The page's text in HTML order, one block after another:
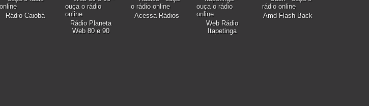
Rádio Caiobá
Rádio Planeta
Web 80 e 90
Acessa Rádios
Web Rádio
Itapetinga
Amd Flash Back